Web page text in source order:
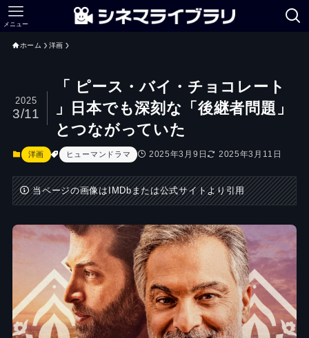
メニュー
ホーム 洋画
「 ピース・バイ・チョコレート
」日本でも深刻な「後継者問題」
とつながっていた
2025
3/11
洋画 ヒューマンドラマ 2025年3月9日 2025年3月11日
当ページの画像はIMDbまたは公式サイトより引用